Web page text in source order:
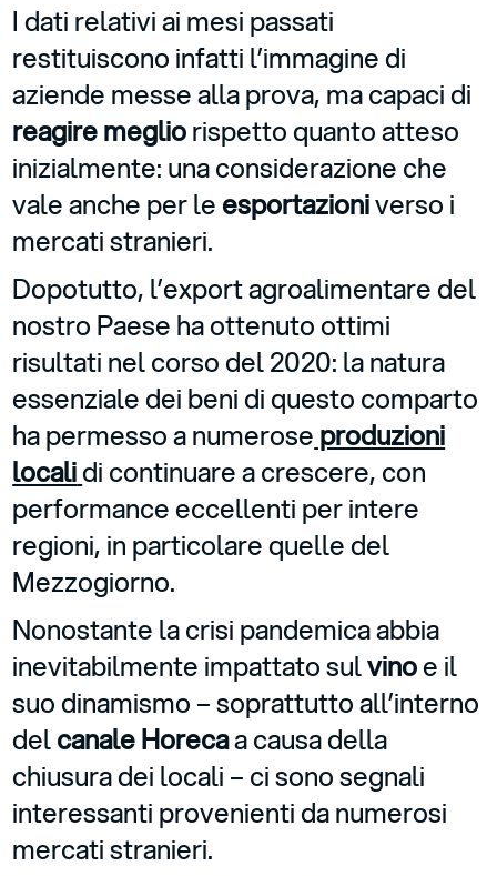
I dati relativi ai mesi passati
restituiscono infatti l’immagine di
aziende messe alla prova, ma capaci di
reagire megliorispetto quanto atteso
inizialmente: una considerazione che
vale anche per le esportazioniverso i
mercati stranieri.
Dopotutto, l’export agroalimentare del
nostro Paese ha ottenuto ottimi
risultati nel corso del 2020: la natura
essenziale dei beni di questo comparto
ha permesso a numerose produzioni
localidi continuare a crescere, con
performance eccellenti per intere
regioni, in particolare quelle del
Mezzogiorno.
Nonostante la crisi pandemica abbia
inevitabilmente impattato sulvinoe il
suo dinamismo – soprattutto all’interno
delcanale Horecaa causa della
chiusura dei locali – ci sono segnali
interessanti provenienti da numerosi
mercati stranieri.